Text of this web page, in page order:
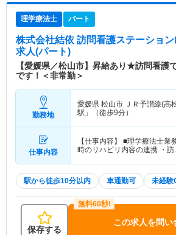
理学療法士 パート
株式会社結依 訪問看護ステーショ
求人(パート)
【愛媛県／松山市】昇給あり★訪問看護
です！＜非常勤＞
勤務地
愛媛県 松山市
ＪＲ予讃線(高
駅」（徒歩9分）
仕事内容
【仕事内容】 ■理学療法士業
時のリハビリ内容の連携 ・訪
駅から徒歩10分以内 車通勤可 未経験
保存する
この求人を問い